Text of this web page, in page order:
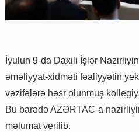
İyulun 9-da Daxili İşlər
əməliyyat-xidməti fəaliyyətin
vəzifələrə həsr olunmuş
Bu barədə AZƏRTAC-a
məlumat verilib.